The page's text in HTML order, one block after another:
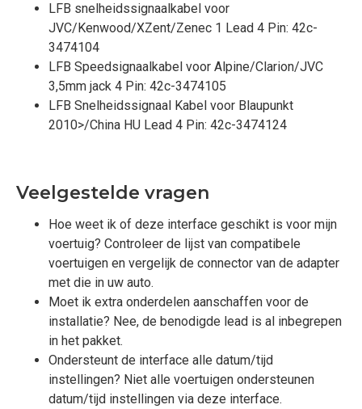
LFB snelheidssignaalkabel voor
JVC/Kenwood/XZent/Zenec 1 Lead 4 Pin: 42c-
3474104
LFB Speedsignaalkabel voor Alpine/Clarion/JVC
3,5mm jack 4 Pin: 42c-3474105
LFB Snelheidssignaal Kabel voor Blaupunkt
2010>/China HU Lead 4 Pin: 42c-3474124
Veelgestelde vragen
Hoe weet ik of deze interface geschikt is voor mijn
voertuig? Controleer de lijst van compatibele
voertuigen en vergelijk de connector van de adapter
met die in uw auto.
Moet ik extra onderdelen aanschaffen voor de
installatie? Nee, de benodigde lead is al inbegrepen
in het pakket.
Ondersteunt de interface alle datum/tijd
instellingen? Niet alle voertuigen ondersteunen
datum/tijd instellingen via deze interface.